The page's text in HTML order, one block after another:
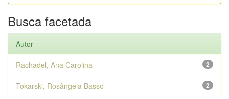
Busca facetada
Autor
2
Rachadel, Ana Carolina
2
Tokarski, Rosângela Basso